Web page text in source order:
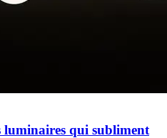
luminaires qui subliment